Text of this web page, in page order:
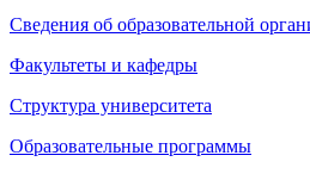
Сведения об образовательной
Факультеты и кафедры
Структура университета
Образовательные программы